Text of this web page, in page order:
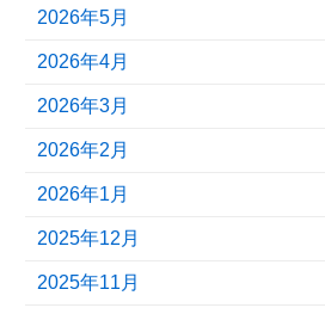
2026年5月
2026年4月
2026年3月
2026年2月
2026年1月
2025年12月
2025年11月